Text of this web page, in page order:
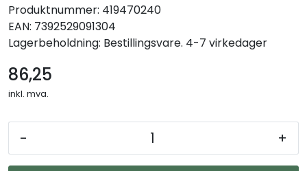
Produktnummer: 419470240
EAN: 7392529091304
Lagerbeholdning: Bestillingsvare. 4-7 virkedager
86,25
inkl. mva.
- +